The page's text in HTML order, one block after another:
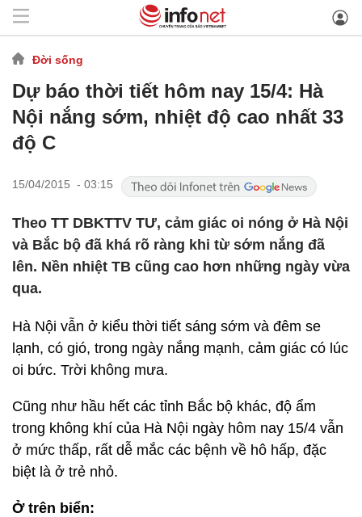
Đời sống
Dự báo thời tiết hôm nay 15/4: Hà
Nội nắng sớm, nhiệt độ cao nhất 33
độ C
15/04/2015 - 03:15
Theo TT DBKTTV TƯ, cảm giác oi nóng ở Hà Nội
và Bắc bộ đã khá rõ ràng khi từ sớm nắng đã
lên. Nền nhiệt TB cũng cao hơn những ngày vừa
qua.
Hà Nội vẫn ở kiểu thời tiết sáng sớm và đêm se
lạnh, có gió, trong ngày nắng mạnh, cảm giác có lúc
oi bức. Trời không mưa.
Cũng như hầu hết các tỉnh Bắc bộ khác, độ ẩm
trong không khí của Hà Nội ngày hôm nay 15/4 vẫn
ở mức thấp, rất dễ mắc các bệnh về hô hấp, đặc
biệt là ở trẻ nhỏ.
Ở trên biển: